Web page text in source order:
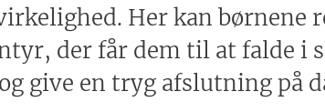
Her kan børnene
der får dem til at falde i
give en tryg afslutning på